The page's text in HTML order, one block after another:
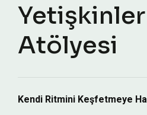
Atölyesi
Kendi Ritmini Keşfetmeye